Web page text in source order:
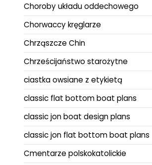
Choroby układu oddechowego
Chorwaccy kręglarze
Chrząszcze Chin
Chrześcijaństwo starożytne
ciastka owsiane z etykietą
classic flat bottom boat plans
classic jon boat design plans
classic jon flat bottom boat plans
Cmentarze polskokatolickie